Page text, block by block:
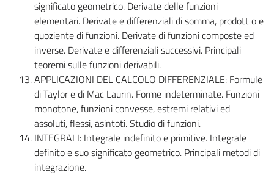
significato geometrico. Derivate delle funzioni
elementari. Derivate e differenziali di somma, prodott o e
quoziente di funzioni. Derivate di funzioni composte ed
inverse. Derivate e differenziali successivi. Principali
teoremi sulle funzioni derivabili.
APPLICAZIONI DEL CALCOLO DIFFERENZIALE: Formule
di Taylor e di Mac Laurin. Forme indeterminate. Funzioni
monotone, funzioni convesse, estremi relativi ed
assoluti, flessi, asintoti. Studio di funzioni.
INTEGRALI: Integrale indefinito e primitive. Integrale
definito e suo significato geometrico. Principali metodi di
integrazione.